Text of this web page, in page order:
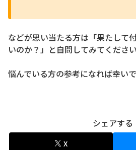
などが思い当たる方は「果たして
いのか？」と自問してみてください
悩んでいる方の参考になれば幸いで
シェアする
X